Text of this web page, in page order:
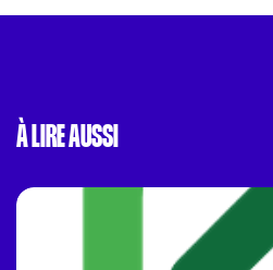
À LIRE AUSSI